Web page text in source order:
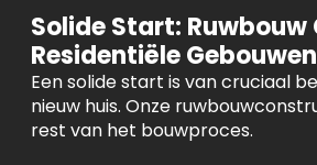
Solide Start:
Residentiële Gebouwen
Een solide start is van cruciaal
nieuw huis. Onze
rest van het bouwproces.